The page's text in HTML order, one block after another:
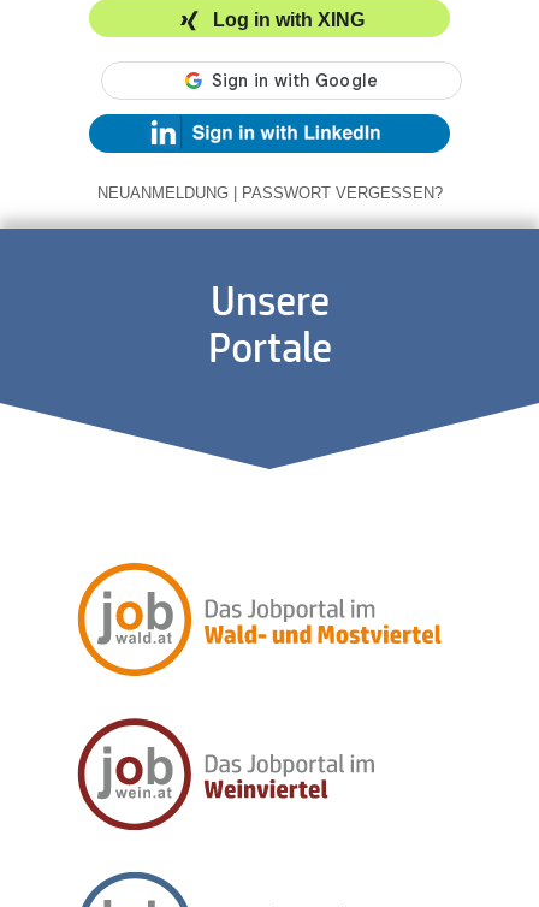
Log in with XING
NEUANMELDUNG | PASSWORT VERGESSEN?
Unsere
Portale